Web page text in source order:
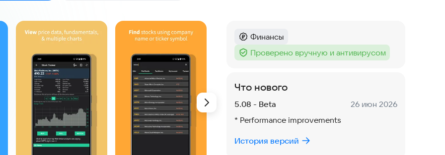
Категория:
Финансы
Тег :
Проверено вручную и антивирусом
Что нового
Версия:
5.08 - Beta Дата:
26 июн 2026
* Performance improvements
История версий